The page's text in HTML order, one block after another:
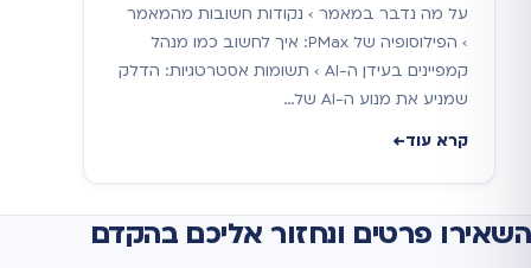
על מה נדבר במאמר › נקודות חשובות מהמאמר
› הפילוסופיה של PMax: איך לחשוב כמו מנהל
קמפיינים בעידן ה-AI › תשומות אסטרטגיות: הדלק
שמניע את מנוע ה-AI של…
קרא עוד
השאירו פרטים ונחזור אליכם בהקדם